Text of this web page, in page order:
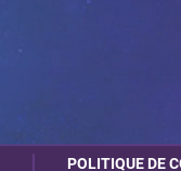
POLITIQUE DE